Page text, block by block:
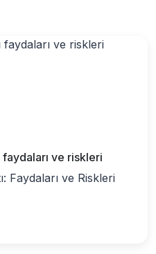
ve riskleri
Faydaları ve Riskleri